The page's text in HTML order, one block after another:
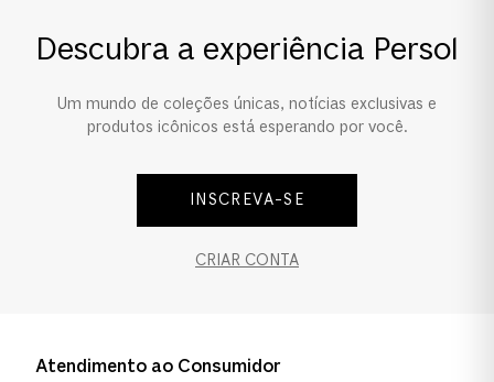
Descubra a experiência Persol
Um mundo de coleções únicas, notícias exclusivas e
produtos icônicos está esperando por você.
INSCREVA-SE
CRIAR CONTA
Atendimento ao Consumidor